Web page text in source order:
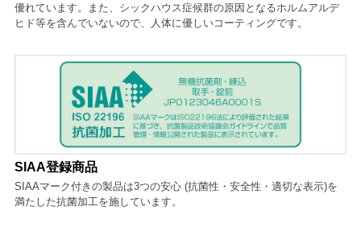
優れています。また、シックハウス症候群の原因となるホルムアルデ
ヒド等を含んでいないので、人体に優しいコーティングです。
SIAA登録商品
SIAAマーク付きの製品は3つの安心 (抗菌性・安全性・適切な表示)を
満たした抗菌加工を施しています。